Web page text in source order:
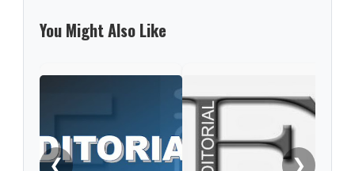
You Might Also Like
❮ ❯